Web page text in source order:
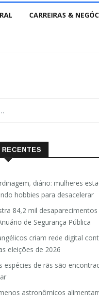
CARREIRAS &
diário: mulheres
hobbies para desacelerar
84,2 mil
de Segurança Pública
criam rede digital
eleições de 2026
espécies de rãs são
astronômicos